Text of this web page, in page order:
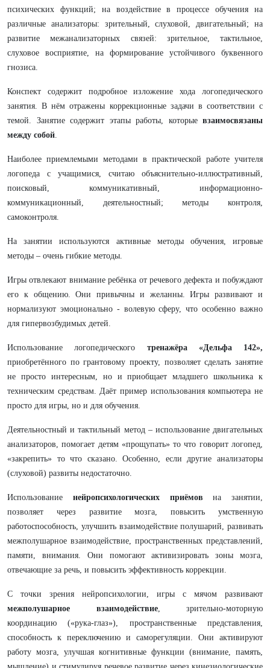
психических функций; на воздействие в процессе обучения на
различные анализаторы: зрительный, слуховой, двигательный; на
развитие межанализаторных связей: зрительное, тактильное,
слуховое восприятие, на формирование устойчивого буквенного
гнозиса.
Конспект содержит подробное изложение хода логопедического
занятия. В нём отражены коррекционные задачи в соответствии с
темой. Занятие содержит этапы работы, которые взаимосвязаны
между собой.
Наиболее приемлемыми методами в практической работе учителя
логопеда с учащимися, считаю объяснительно-иллюстративный,
поисковый, коммуникативный, информационно-
коммуникационный, деятельностный; методы контроля,
самоконтроля.
На занятии используются активные методы обучения,
игровые
методы – очень гибкие методы.
Игры отвлекают внимание ребёнка от речевого дефекта и побуждают
его к общению. Они привычны и желанны. Игры развивают и
нормализуют эмоционально - волевую сферу, что особенно важно
для гипервозбудимых детей.
Использование логопедического тренажёра «Дельфа 142»,
приобретённого по грантовому проекту, позволяет сделать занятие
не просто интересным, но и приобщает младшего школьника к
техническим средствам. Даёт пример использования компьютера не
просто для игры, но и для обучения.
Деятельностный и тактильный метод – использование двигательных
анализаторов, помогает детям «прощупать» то что говорит логопед,
«закрепить» то что сказано. Особенно, если другие анализаторы
(слуховой) развиты недостаточно.
Использование нейропсихологических приёмов на занятии,
позволяет через развитие мозга, повысить умственную
работоспособность, улучшить взаимодействие полушарий, развивать
межполушарное взаимодействие, пространственных представлений,
памяти, внимания. Они помогают активизировать зоны мозга,
отвечающие за речь, и повысить эффективность коррекции.
С точки зрения нейропсихологии, игры с мячом развивают
межполушарное взаимодействие, зрительно-моторную
координацию («рука-глаз»), пространственные представления,
способность к переключению и саморегуляции. Они активируют
работу мозга, улучшая когнитивные функции (внимание, память,